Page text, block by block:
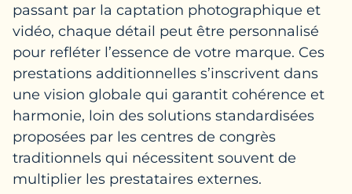
passant par la captation photographique et
vidéo, chaque détail peut être personnalisé
pour refléter l’essence de votre marque. Ces
prestations additionnelles s’inscrivent dans
une vision globale qui garantit cohérence et
harmonie, loin des solutions standardisées
proposées par les centres de congrès
traditionnels qui nécessitent souvent de
multiplier les prestataires externes.